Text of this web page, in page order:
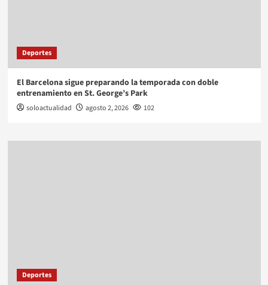
Deportes
El Barcelona sigue preparando la temporada con doble
entrenamiento en St. George’s Park
soloactualidad agosto 2, 2026 102
Deportes